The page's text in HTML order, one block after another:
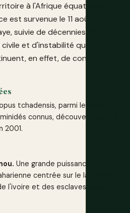
à l'Afrique équatoriale
est survenue le 11 août 1960
suivie de décennies de
et d'instabilité que les
en effet, de contourner
tchadensis, parmi les plus
connus, découvert dans le
2001.
Une grande puissance
centrée sur le lac Tchad,
l'ivoire et des esclaves avec